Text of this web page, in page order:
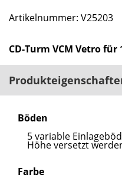
Artikelnummer: V25203
CD-Turm VCM Vetro für
Böden
5 variable
Höhe versetzt
Farbe